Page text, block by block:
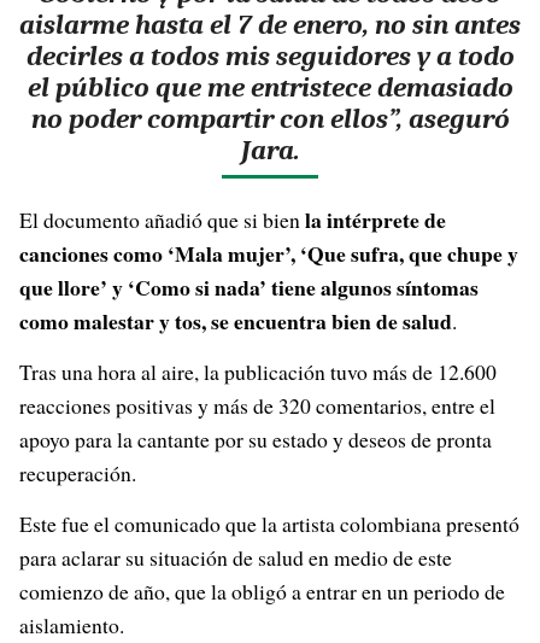
aislarme hasta el 7 de enero, no sin antes
decirles a todos mis seguidores y a todo
el público que me entristece demasiado
no poder compartir con ellos”, aseguró
Jara.
El documento añadió que si bienla intérprete de
canciones como ‘Mala mujer’, ‘Que sufra, que chupe y
que llore’ y ‘Como si nada’ tiene algunos síntomas
como malestar y tos, se encuentra bien de salud.
Tras una hora al aire, la publicación tuvo más de 12.600
reacciones positivas y más de 320 comentarios, entre el
apoyo para la cantante por su estado y deseos de pronta
recuperación.
Este fue el comunicado que la artista colombiana presentó
para aclarar su situación de salud en medio de este
comienzo de año, que la obligó a entrar en un periodo de
aislamiento.